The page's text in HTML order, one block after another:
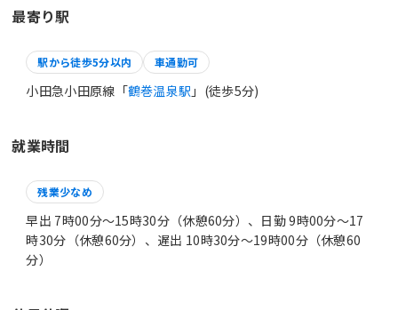
最寄り駅
駅から徒歩5分以内 車通勤可
小田急小田原線「鶴巻温泉駅 」(徒歩5分)
就業時間
残業少なめ
早出 7時00分〜15時30分（休憩60分）、日勤 9時00分〜17
時30分（休憩60分）、遅出 10時30分〜19時00分（休憩60
分）